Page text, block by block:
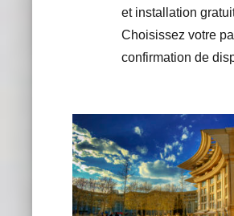
et installation
Choisissez votre
confirmation de